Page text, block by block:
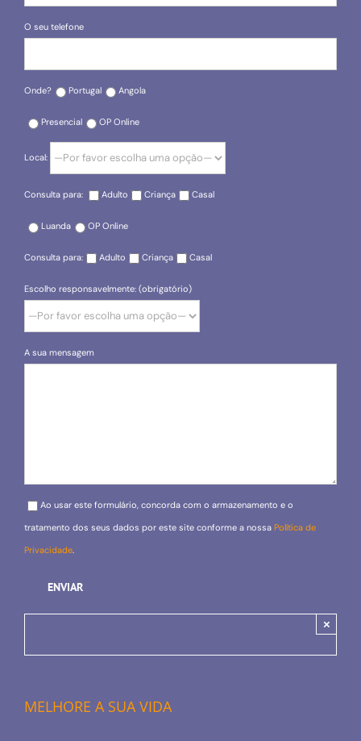
O seu telefone
Onde? Portugal Angola
Presencial OP Online
Local:
Consulta para: Adulto Criança Casal
Luanda OP Online
Consulta para: Adulto Criança Casal
Escolho responsavelmente: (obrigatório)
A sua mensagem
Please leave this field empty.
Ao usar este formulário, concorda com o armazenamento e o
tratamento dos seus dados por este site conforme a nossa Política de
Privacidade
×
MELHORE A SUA VIDA